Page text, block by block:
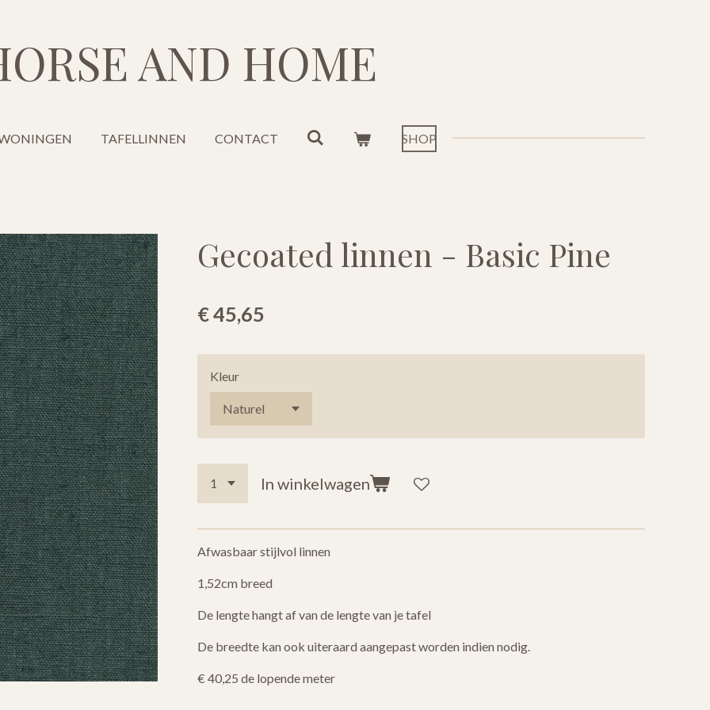
AND HOME
TAFELLINNEN CONTACT SHOP
Gecoated linnen - Basic Pine
€ 45,65
Kleur
In winkelwagen
Afwasbaar stijlvol linnen
1,52cm breed
De lengte hangt af van de lengte van je tafel
De breedte kan ook uiteraard aangepast worden indien nodig.
€ 40,25 de lopende meter